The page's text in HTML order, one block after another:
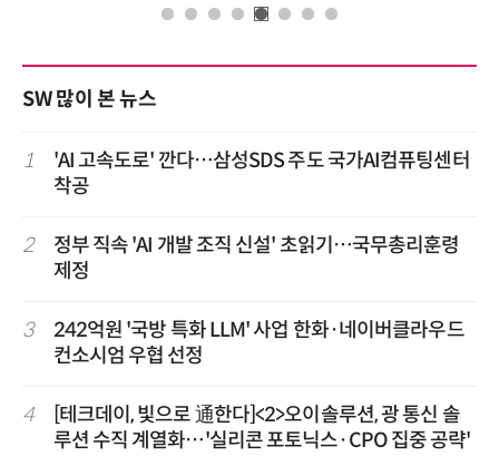
SW 많이 본 뉴스
1
'AI 고속도로' 깐다…삼성SDS 주도 국가AI컴퓨팅센터
착공
2
정부 직속 'AI 개발 조직 신설' 초읽기…국무총리훈령
제정
3
242억원 '국방 특화 LLM' 사업 한화·네이버클라우드
컨소시엄 우협 선정
4
[테크데이, 빛으로 通한다]<2>오이솔루션, 광 통신 솔
루션 수직 계열화…'실리콘 포토닉스·CPO 집중 공략'